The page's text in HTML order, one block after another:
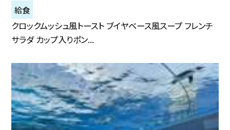
給食
クロックムッシュ風トースト ブイヤベース風スープ フレンチ
サラダ カップ入りポン...